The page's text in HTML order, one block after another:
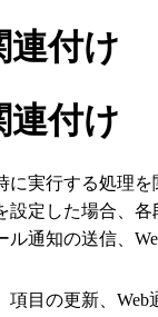
連付け
連付け
実行する処理
定した場合、
通知の送信、
目の更新、